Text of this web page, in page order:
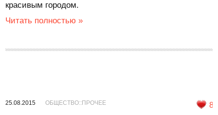
красивым городом.
Читать полностью »
25.08.2015 ОБЩЕСТВО::ПРОЧЕЕ 8